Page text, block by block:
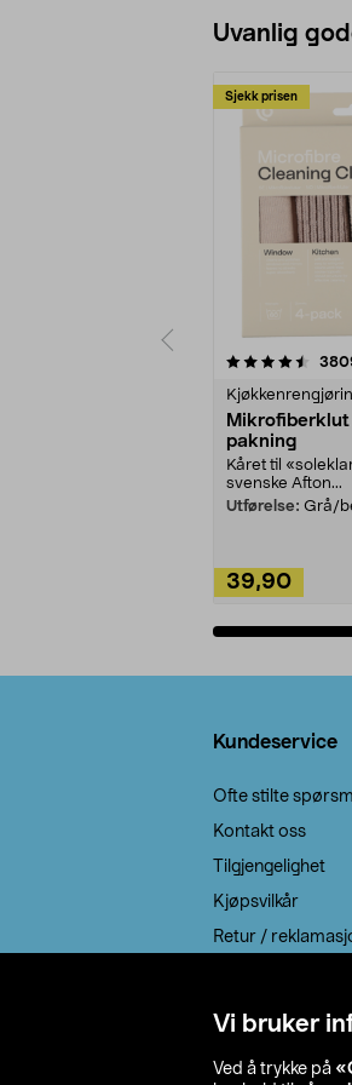
Vi bruker
Ved å trykke på
Uvanlig
Sjekk prisen
pakning
Kåret til
svenske Afton...
Utførelse: Grå/
39,90
4.5av
Kundeservice
Ofte stilte
Kontakt oss
Tilgjengelighet
Kjøpsvilkår
Retur /